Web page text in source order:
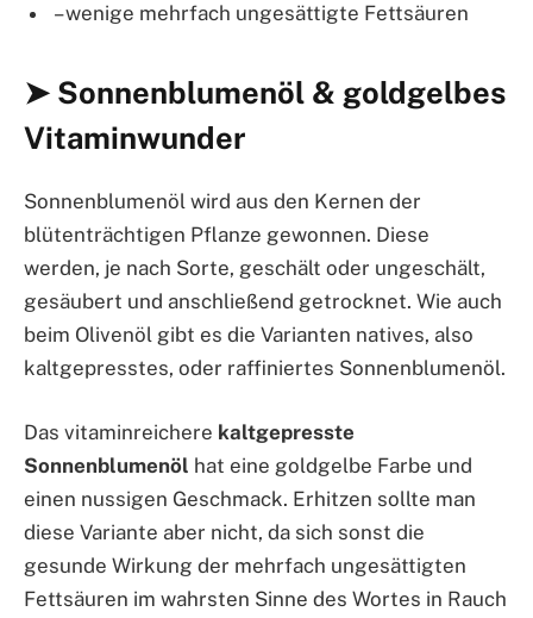
– wenige mehrfach ungesättigte Fettsäuren
➤ Sonnenblumenöl & goldgelbes
Vitaminwunder
Sonnenblumenöl wird aus den Kernen der
blütenträchtigen Pflanze gewonnen. Diese
werden, je nach Sorte, geschält oder ungeschält,
gesäubert und anschließend getrocknet. Wie auch
beim Olivenöl gibt es die Varianten natives, also
kaltgepresstes, oder raffiniertes Sonnenblumenöl.
Das vitaminreichere kaltgepresste
Sonnenblumenöl hat eine goldgelbe Farbe und
einen nussigen Geschmack. Erhitzen sollte man
diese Variante aber nicht, da sich sonst die
gesunde Wirkung der mehrfach ungesättigten
Fettsäuren im wahrsten Sinne des Wortes in Rauch